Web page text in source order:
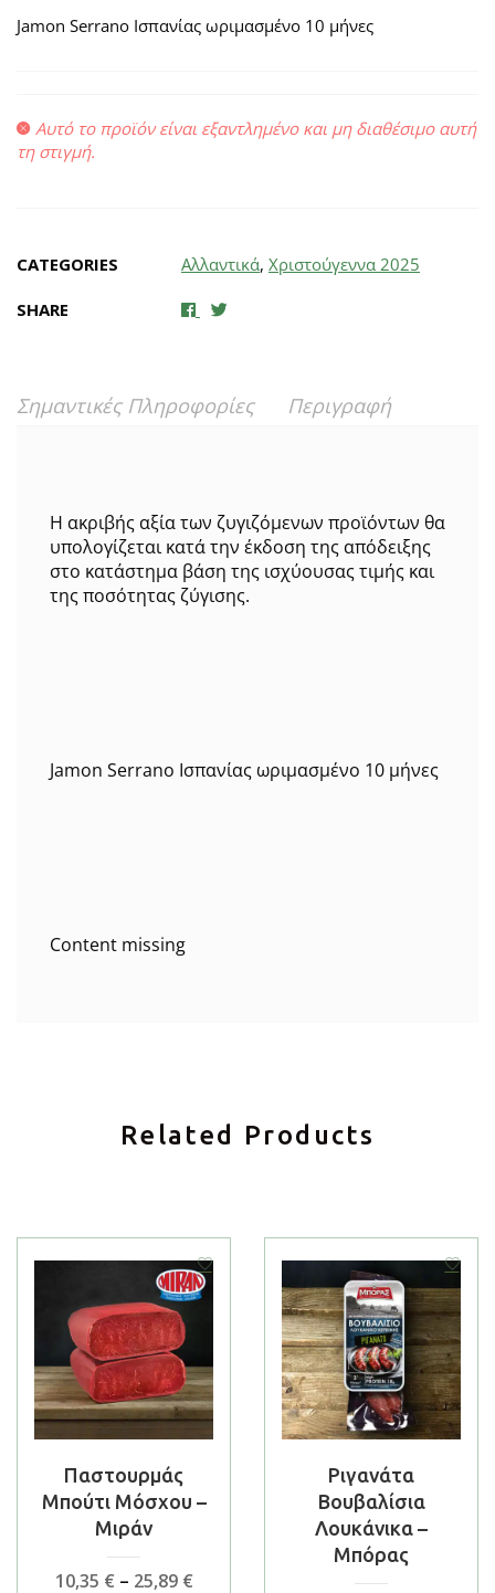
Jamon Serrano Ισπανίας ωριμασμένο 10 μήνες
Αυτό το προϊόν είναι εξαντλημένο και μη διαθέσιμο αυτή
τη στιγμή.
CATEGORIES Αλλαντικά, Χριστούγεννα 2025
SHARE
Σημαντικές Πληροφορίες Περιγραφή
Η ακριβής αξία των ζυγιζόμενων προϊόντων θα
υπολογίζεται κατά την έκδοση της απόδειξης
στο κατάστημα βάση της ισχύουσας τιμής και
της ποσότητας ζύγισης.
Jamon Serrano Ισπανίας ωριμασμένο 10 μήνες
Content missing
Related Products
Παστουρμάς
Μπούτι Μόσχου –
Μιράν
10,35 € – 25,89 €Price
Ριγανάτα
Βουβαλίσια
Λουκάνικα –
Μπόρας